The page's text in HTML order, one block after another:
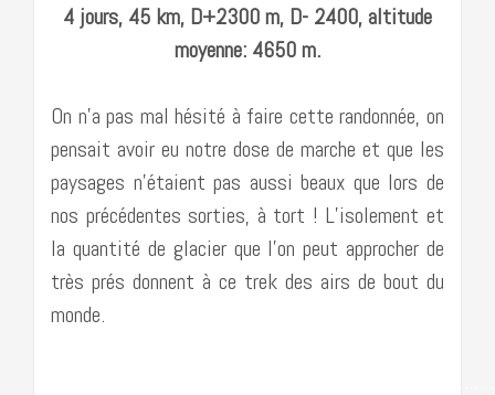
4 jours, 45 km, D+2300 m, D- 2400, altitude
moyenne: 4650 m.
On n’a pas mal hésité à faire cette randonnée, on
pensait avoir eu notre dose de marche et que les
paysages n’étaient pas aussi beaux que lors de
nos précédentes sorties, à tort ! L’isolement et
la quantité de glacier que l’on peut approcher de
très prés donnent à ce trek des airs de bout du
monde.